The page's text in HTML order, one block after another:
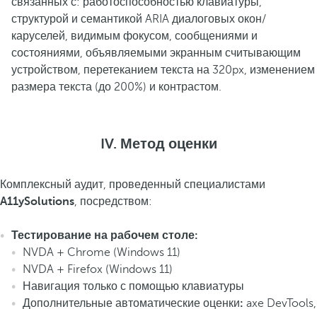
структурой и семантикой ARIA диалоговых окон/
каруселей, видимым фокусом, сообщениями и
состояниями, объявляемыми экранным считывающим
устройством, перетеканием текста на 320px, изменением
размера текста (до 200%) и контрастом.
IV. Метод оценки
Комплексный аудит, проведенный специалистами
A11ySolutions, посредством:
Тестирование на рабочем столе:
NVDA + Chrome (Windows 11)
NVDA + Firefox (Windows 11)
Навигация только с помощью клавиатуры
Дополнительные автоматические оценки: axe DevTools,